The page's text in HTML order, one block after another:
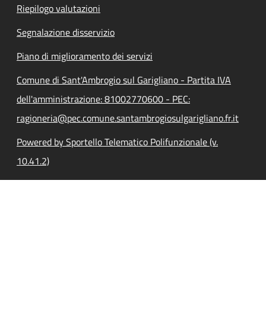
Riepilogo valutazioni
Segnalazione disservizio
Piano di miglioramento dei servizi
Comune di Sant'Ambrogio sul Garigliano - Partita IVA
dell'amministrazione: 81002770600 - PEC:
ragioneria@pec.comune.santambrogiosulgarigliano.fr.it
Powered by Sportello Telematico Polifunzionale (v.
10.41.2)